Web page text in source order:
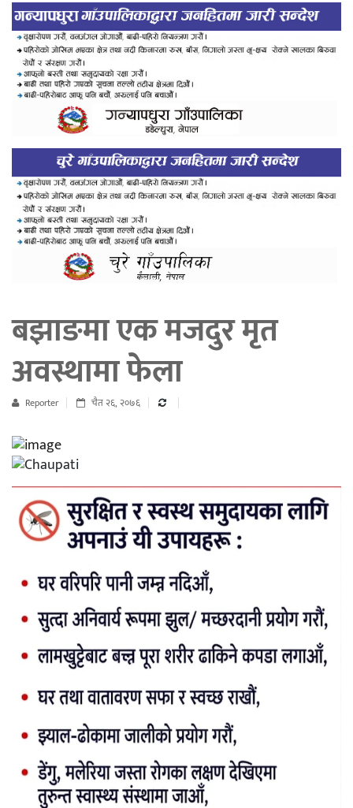
बझाङमा एक मजदुर मृत
अवस्थामा फेला
Reporter चैत २६, २०७६